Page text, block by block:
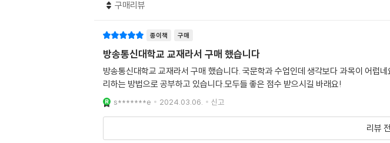
구매리뷰
종이책 구매
방송통신대학교 교재라서 구매 했습니다
방송통신대학교 교재라서 구매 했습니다. 국문학과 수업인데 생각보다 과목이 어럽
리하는 방법으로 공부하고 있습니다.모두들 좋은 점수 받으시길 바래요!
s*******e 2024.03.06. 신고
리뷰